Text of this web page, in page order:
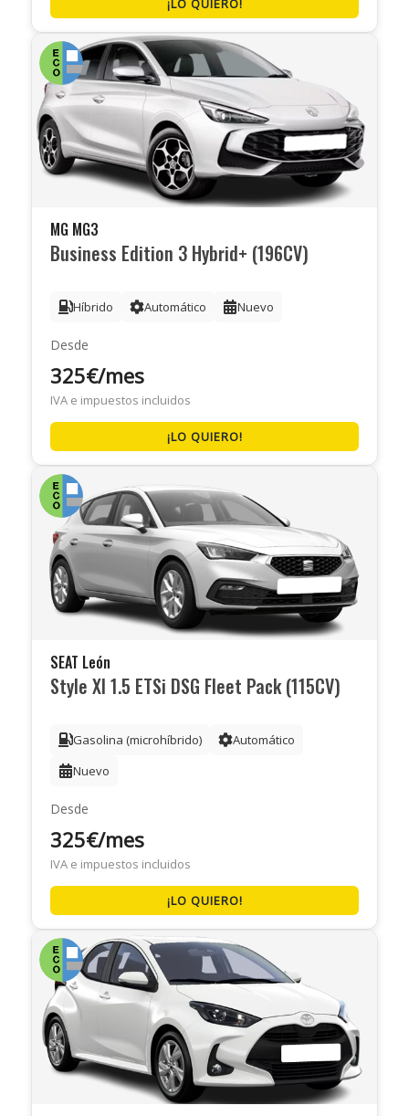
¡LO QUIERO!
MG MG3
Business Edition 3 Hybrid+ (196CV)
Híbrido Automático Nuevo
Desde
325€/mes
IVA e impuestos incluidos
¡LO QUIERO!
SEAT León
Style Xl 1.5 ETSi DSG Fleet Pack (115CV)
Gasolina (microhíbrido)
Automático
Nuevo
Desde
325€/mes
IVA e impuestos incluidos
¡LO QUIERO!